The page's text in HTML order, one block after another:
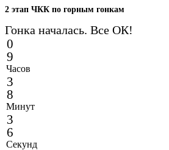
2 этап ЧКК по горным гонкам
Гонка началась. Все ОК!
0
9
Часов
3
8
Минут
3
6
Секунд